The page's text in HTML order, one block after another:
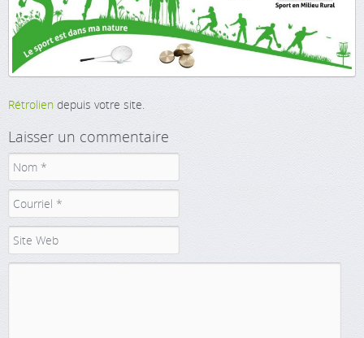
Rétrolien depuis votre site.
Laisser un commentaire